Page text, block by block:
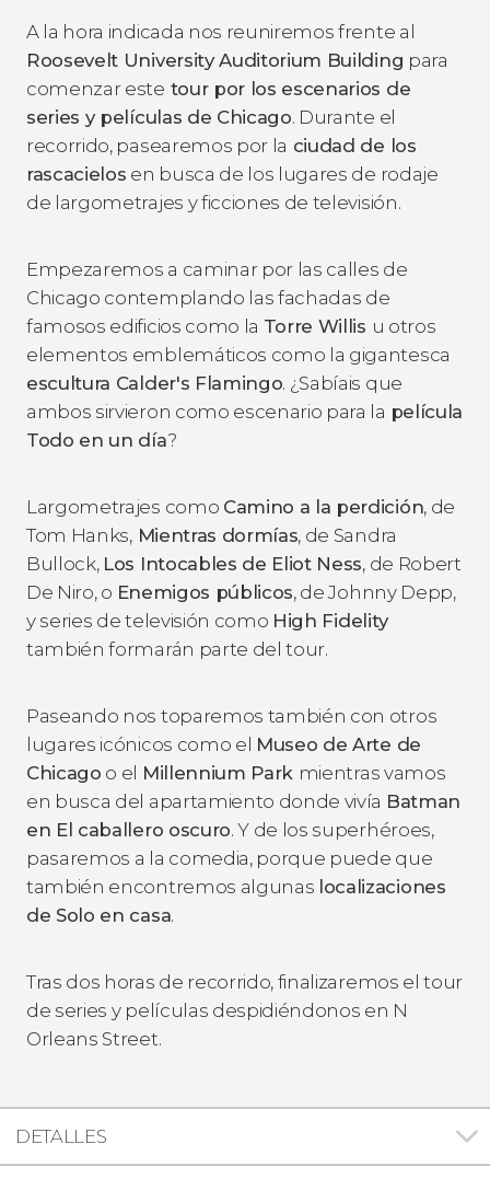
A la hora indicada nos reuniremos frente al
Roosevelt University Auditorium Building para
comenzar este tour por los escenarios de
series y películas de Chicago. Durante el
recorrido, pasearemos por la ciudad de los
rascacielos en busca de los lugares de rodaje
de largometrajes y ficciones de televisión.
Empezaremos a caminar por las calles de
Chicago contemplando las fachadas de
famosos edificios como la Torre Willis u otros
elementos emblemáticos como la gigantesca
escultura Calder's Flamingo. ¿Sabíais que
ambos sirvieron como escenario para la película
Todo en un día?
Largometrajes como Camino a la perdición, de
Tom Hanks, Mientras dormías, de Sandra
Bullock, Los Intocables de Eliot Ness, de Robert
De Niro, o Enemigos públicos, de Johnny Depp,
y series de televisión como High Fidelity
también formarán parte del tour.
Paseando nos toparemos también con otros
lugares icónicos como el Museo de Arte de
Chicago o el Millennium Park mientras vamos
en busca del apartamiento donde vivía Batman
en El caballero oscuro. Y de los superhéroes,
pasaremos a la comedia, porque puede que
también encontremos algunas localizaciones
de Solo en casa.
Tras dos horas de recorrido, finalizaremos el tour
de series y películas despidiéndonos en N
Orleans Street.
DETALLES